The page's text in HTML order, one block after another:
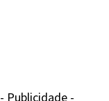
- Publicidade -